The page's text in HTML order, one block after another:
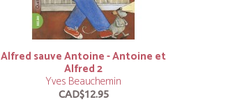
Alfred sauve Antoine - Antoine et
Alfred 2
Yves Beauchemin
CAD$12.95